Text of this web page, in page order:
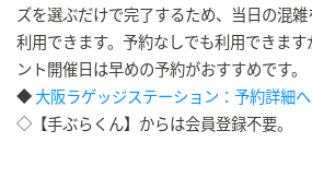
ズを選ぶだけで完了するため、当日の混
利用できます。予約なしでも利用できま
ント開催日は早めの予約がおすすめです。
◆大阪ラゲッジステーション：予約詳細へ
◇【手ぶらくん】からは会員登録不要。